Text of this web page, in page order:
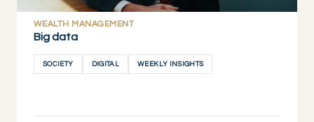
WEALTH MANAGEMENT
Big data
SOCIETY DIGITAL WEEKLY INSIGHTS